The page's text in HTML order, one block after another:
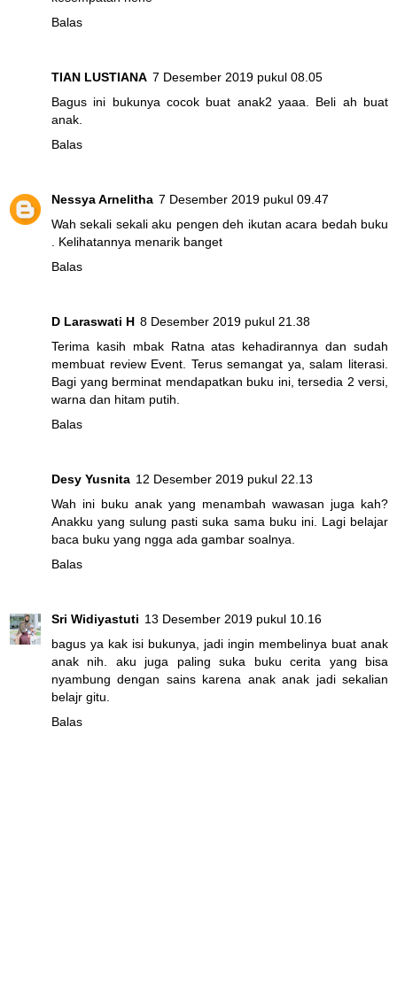
Balas
TIAN LUSTIANA 7 Desember 2019 pukul 08.05
Bagus ini bukunya cocok buat anak2 yaaa. Beli ah buat
anak.
Balas
Nessya Arnelitha 7 Desember 2019 pukul 09.47
Wah sekali sekali aku pengen deh ikutan acara bedah buku
. Kelihatannya menarik banget
Balas
D Laraswati H 8 Desember 2019 pukul 21.38
Terima kasih mbak Ratna atas kehadirannya dan sudah
membuat review Event. Terus semangat ya, salam literasi.
Bagi yang berminat mendapatkan buku ini, tersedia 2 versi,
warna dan hitam putih.
Balas
Desy Yusnita 12 Desember 2019 pukul 22.13
Wah ini buku anak yang menambah wawasan juga kah?
Anakku yang sulung pasti suka sama buku ini. Lagi belajar
baca buku yang ngga ada gambar soalnya.
Balas
Sri Widiyastuti 13 Desember 2019 pukul 10.16
bagus ya kak isi bukunya, jadi ingin membelinya buat anak
anak nih. aku juga paling suka buku cerita yang bisa
nyambung dengan sains karena anak anak jadi sekalian
belajr gitu.
Balas